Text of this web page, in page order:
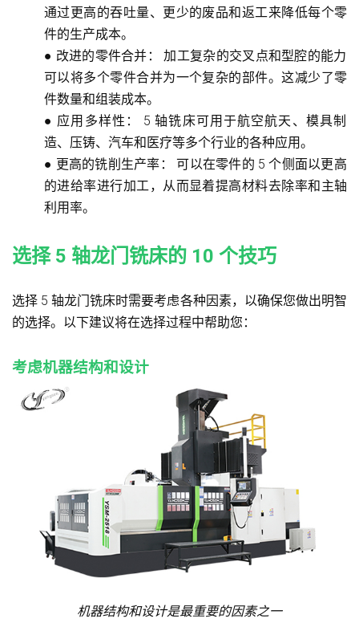
通过更高的吞吐量、更少的废品和返工来降低每个零
件的生产成本。
● 改进的零件合并：加工复杂的交叉点和型腔的能力
可以将多个零件合并为一个复杂的部件。这减少了零
件数量和组装成本。
● 应用多样性：
5 轴铣床可用于航空航天、模具制
造、压铸、汽车和医疗等多个行业的各种应用。
● 更高的铣削生产率：
可以在零件的 5 个侧面以更高
的进给率进行加工，从而显着提高材料去除率和主轴
利用率。
选择 5 轴龙门铣床的 10 个技巧
选择 5 轴龙门铣床时需要考虑各种因素，以确保您做出明智
的选择。以下建议将在选择过程中帮助您：
考虑机器结构和设计
机器结构和设计是最重要的因素之一